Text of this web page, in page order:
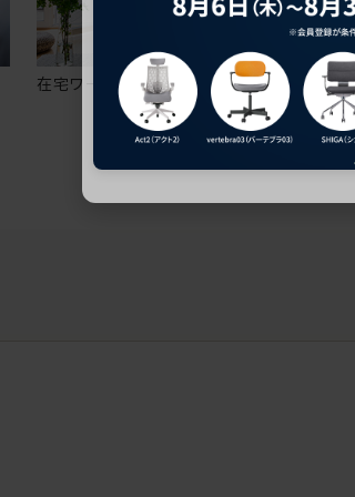
在宅ワークにおすすめのオフィスチェア5選